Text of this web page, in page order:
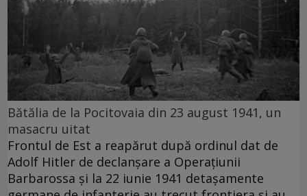
Bătălia de la Pocitovaia din 23 august 1941, un
masacru uitat
Frontul de Est a reapărut după ordinul dat de
Adolf Hitler de declanșare a Operațiunii
Barbarossa și la 22 iunie 1941 detașamente